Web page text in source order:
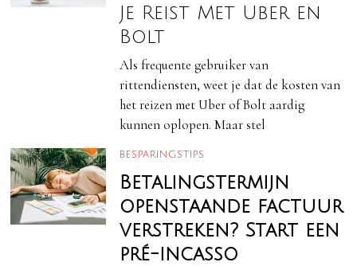
Je Reist Met Uber en
Bolt
Als frequente gebruiker van
rittendiensten, weet je dat de kosten van
het reizen met Uber of Bolt aardig
kunnen oplopen. Maar stel
BESPARINGSTIPS
Betalingstermijn
openstaande factuur
verstreken? Start een
pré-incasso